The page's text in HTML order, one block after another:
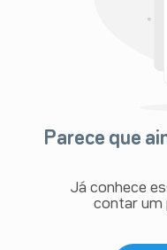
Parece que
Já conhece
contar um